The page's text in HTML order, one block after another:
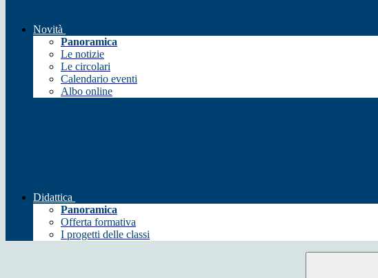
Novità
Panoramica
Le notizie
Le circolari
Calendario eventi
Albo online
Didattica
Panoramica
Offerta formativa
I progetti delle classi